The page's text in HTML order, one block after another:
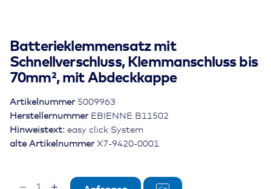
Batterieklemmensatz mit
Schnellverschluss, Klemmanschluss bis
70mm², mit Abdeckkappe
alte Artikelnummer X7-9420-0001
Hinweistext: easy click System
Herstellernummer EBIENNE B11502
Artikelnummer 5009963
Batterieklemmensatz